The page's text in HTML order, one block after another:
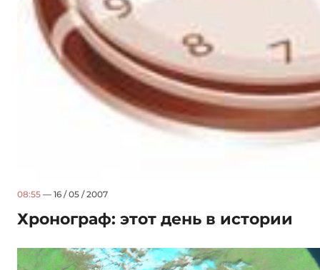
08:55 — 16 / 05 / 2007
Хронограф: этот день в истории